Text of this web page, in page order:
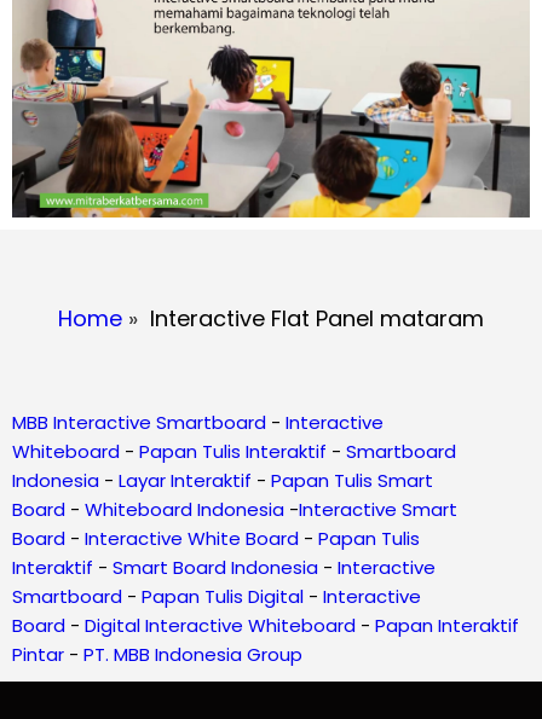
Home » Interactive Flat Panel mataram
MBB Interactive Smartboard - Interactive
Whiteboard - Papan Tulis Interaktif - Smartboard
Indonesia - Layar Interaktif - Papan Tulis Smart
Board - Whiteboard Indonesia -Interactive Smart
Board - Interactive White Board - Papan Tulis
Interaktif - Smart Board Indonesia - Interactive
Smartboard - Papan Tulis Digital - Interactive
Board - Digital Interactive Whiteboard - Papan Interaktif
Pintar - PT. MBB Indonesia Group